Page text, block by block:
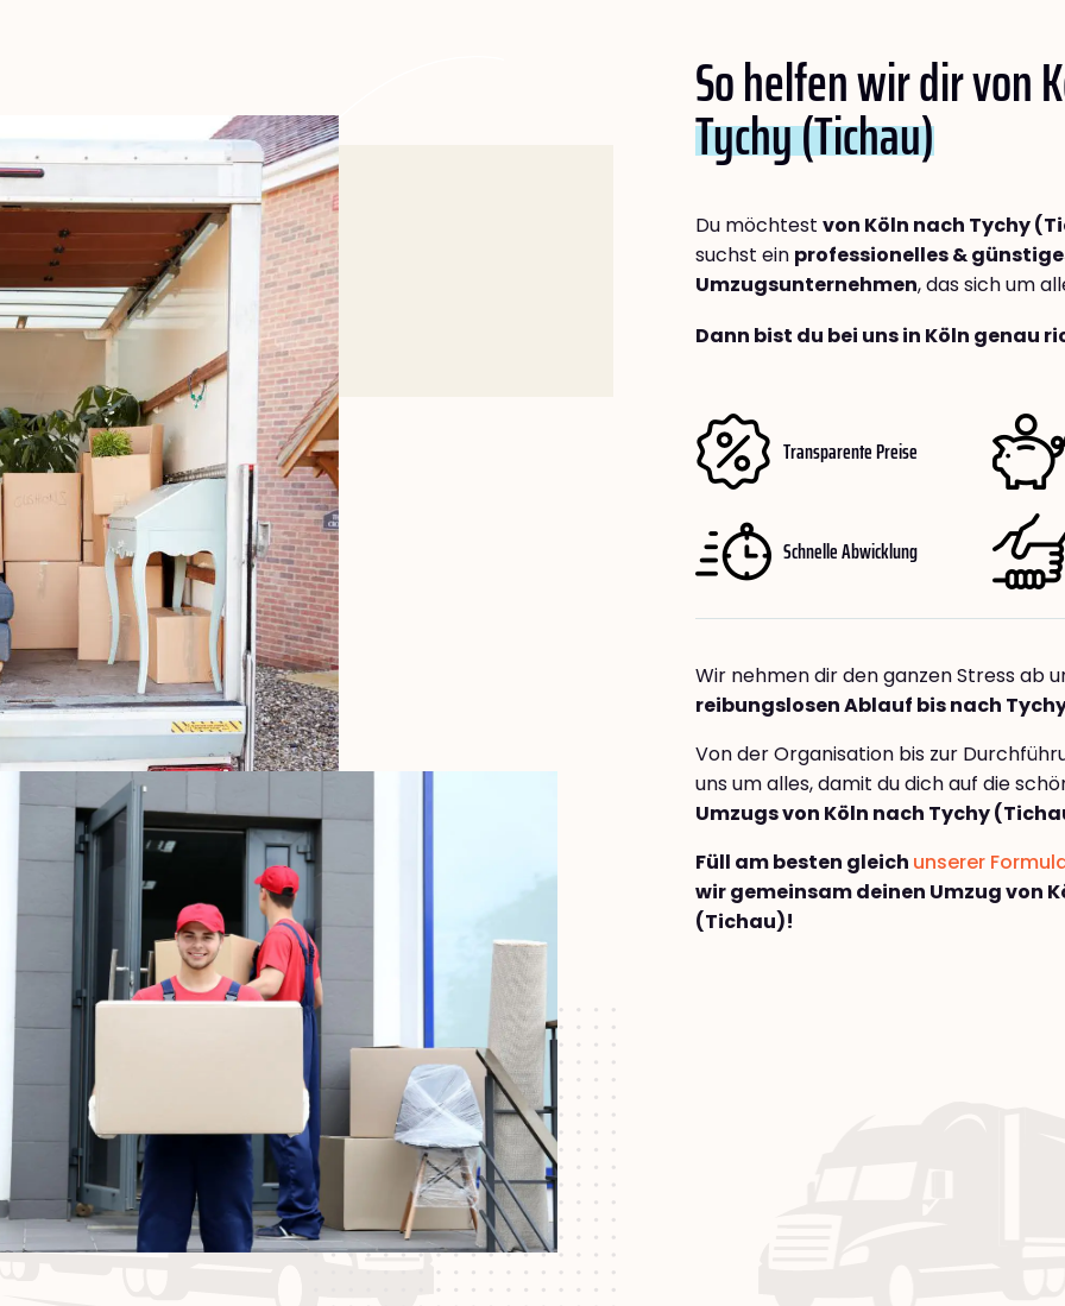
So helfen wir dir von
Tychy (Tichau)
Du möchtest von Köln nach Tychy
suchst ein professionelles &
Umzugsunternehmen, das sich um
Dann bist du bei uns in Köln genau
Transparente Preise
Schnelle Abwicklung
Wir nehmen dir den ganzen Stress ab
reibungslosen Ablauf bis nach
Von der Organisation bis zur
uns um alles, damit du dich auf die
Umzugs von Köln nach Tychy
Füll am besten gleich unserer
wir gemeinsam deinen Umzug von
(Tichau)!